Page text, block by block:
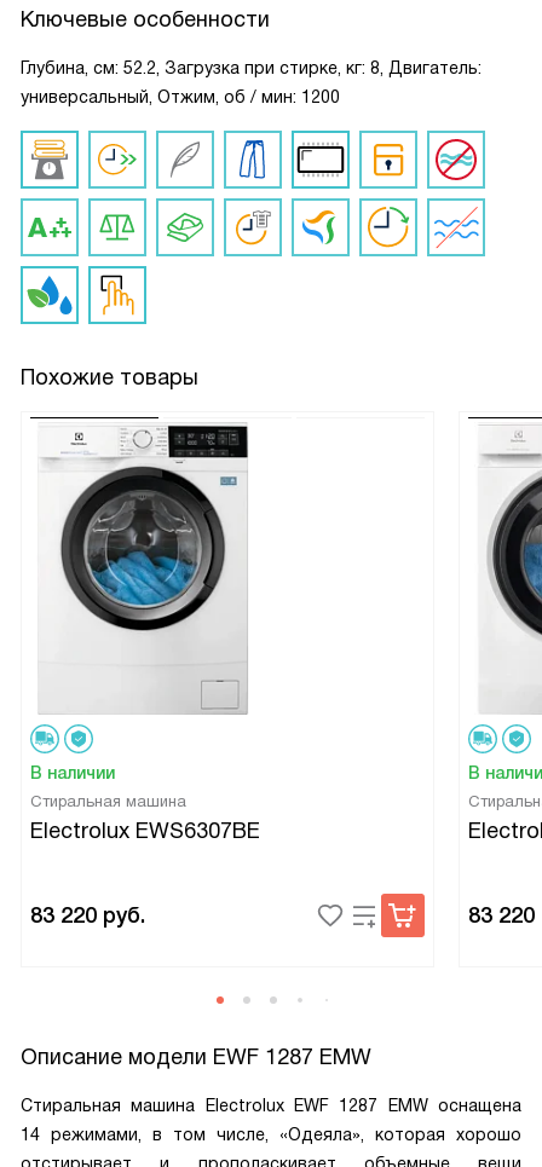
Ключевые особенности
Глубина, см: 52.2, Загрузка при стирке, кг: 8, Двигатель:
универсальный, Отжим, об / мин: 1200
Похожие товары
В наличии
Стиральная машина
Electrolux EWS6307BE
83 220 руб.
В
83 220
Описание модели EWF 1287 EMW
Стиральная машина Electrolux EWF 1287 EMW оснащена
14 режимами, в том числе, «Одеяла», которая хорошо